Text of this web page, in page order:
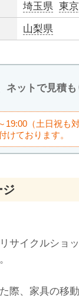
埼玉県 東
山梨県
ネットで見積
19:00（土日祝も
けております。
ジ
サイクルショ
際、家具の移